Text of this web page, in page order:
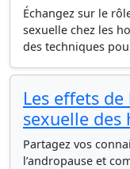
Échangez sur le
sexuelle chez les
des techniques
Les effets
sexuelle des
Partagez vos
l’andropause et